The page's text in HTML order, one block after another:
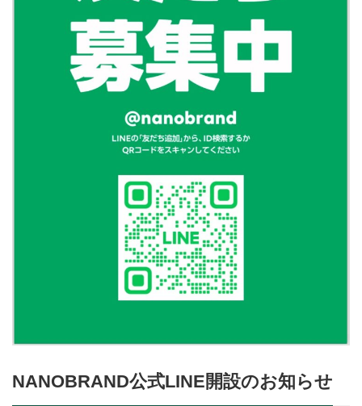
NANOBRAND公式LINE開設のお知らせ